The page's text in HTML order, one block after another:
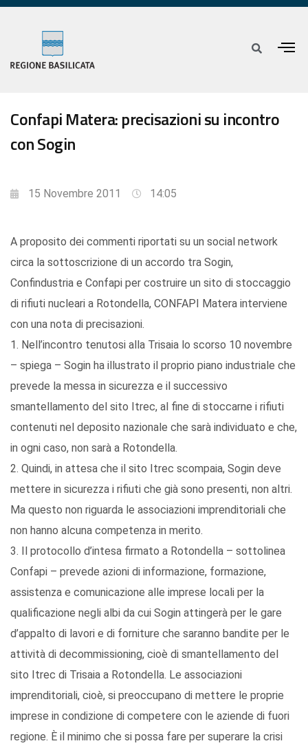
Confapi Matera: precisazioni su incontro
con Sogin
15 Novembre 2011 14:05
A proposito dei commenti riportati su un social network
circa la sottoscrizione di un accordo tra Sogin,
Confindustria e Confapi per costruire un sito di stoccaggio
di rifiuti nucleari a Rotondella, CONFAPI Matera interviene
con una nota di precisazioni.
1. Nell’incontro tenutosi alla Trisaia lo scorso 10 novembre
– spiega – Sogin ha illustrato il proprio piano industriale che
prevede la messa in sicurezza e il successivo
smantellamento del sito Itrec, al fine di stoccarne i rifiuti
contenuti nel deposito nazionale che sarà individuato e che,
in ogni caso, non sarà a Rotondella.
2. Quindi, in attesa che il sito Itrec scompaia, Sogin deve
mettere in sicurezza i rifiuti che già sono presenti, non altri.
Ma questo non riguarda le associazioni imprenditoriali che
non hanno alcuna competenza in merito.
3. Il protocollo d’intesa firmato a Rotondella – sottolinea
Confapi – prevede azioni di informazione, formazione,
assistenza e comunicazione alle imprese locali per la
qualificazione negli albi da cui Sogin attingerà per le gare
d’appalto di lavori e di forniture che saranno bandite per le
attività di decommissioning, cioè di smantellamento del
sito Itrec di Trisaia a Rotondella. Le associazioni
imprenditoriali, cioè, si preoccupano di mettere le proprie
imprese in condizione di competere con le aziende di fuori
regione. È il minimo che si possa fare per superare la crisi